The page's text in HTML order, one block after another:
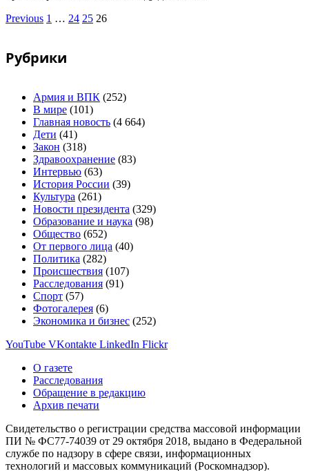
Previous 1 … 24 25 26
Рубрики
Армия и ВПК (252)
В мире (101)
Главная новость (4 664)
Дети (41)
Закон (318)
Здравоохранение (83)
Интервью (63)
История России (39)
Культура (261)
Новости президента (329)
Образование и наука (98)
Общество (652)
От первого лица (40)
Политика (282)
Происшествия (107)
Расследования (91)
Спорт (57)
Фотогалерея (6)
Экономика и бизнес (252)
YouTube VKontakte LinkedIn Flickr
О газете
Расследования
Обращение в редакцию
Архив печати
Свидетельство о регистрации средства массовой информации
ПИ № ФС77-74039 от 29 октября 2018, выдано в Федеральной
службе по надзору в сфере связи, информационных
технологий и массовых коммуникаций (Роскомнадзор).